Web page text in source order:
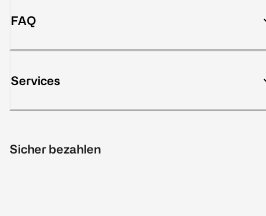
FAQ
Services
Sicher bezahlen